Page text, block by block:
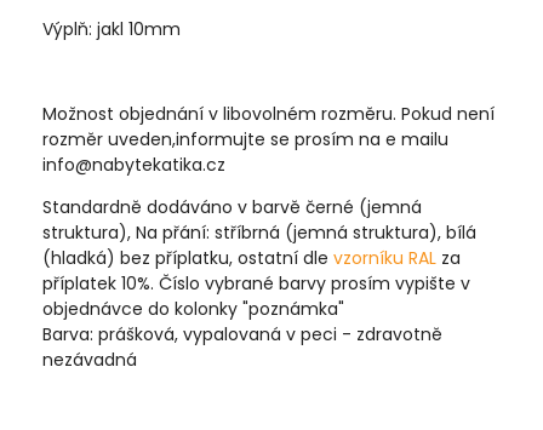
Výplň: jakl 10mm
Možnost objednání v libovolném rozměru. Pokud není
rozměr uveden,informujte se prosím na e mailu
info@nabytekatika.cz
Standardně dodáváno v barvě černé (jemná
struktura), Na přání: stříbrná (jemná struktura), bílá
(hladká) bez příplatku, ostatní dle vzorníku RAL za
příplatek 10%. Číslo vybrané barvy prosím vypište v
objednávce do kolonky "poznámka"
Barva: prášková, vypalovaná v peci - zdravotně
nezávadná